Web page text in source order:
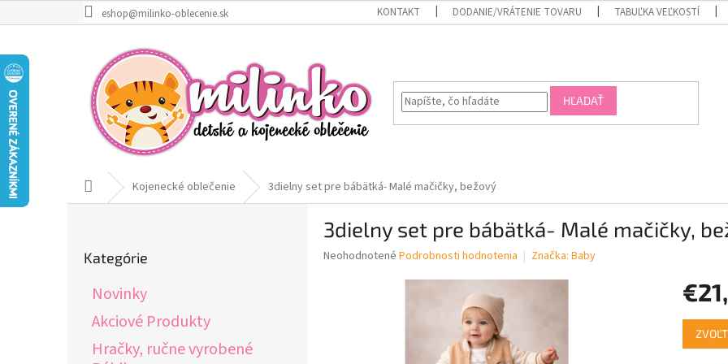
na
eshop@milinko-oblecenie.sk KONTAKT DODANIE/VRÁTENIE TOVARU TABUĽKA VEĽKOSTÍ
HĽADAŤ
DomovKojenecké oblečenie 3dielny set pre bábätká- Malé mačičky, bežový
kategórie
Kategórie
Novinky
Akciové Produkty
Hračky, ručne vyrobené
3dielny set pre bábätká- Malé mačičky,
Priemerné
Neohodnotené Podrobnosti hodnotenia Značka: Baby
cena: